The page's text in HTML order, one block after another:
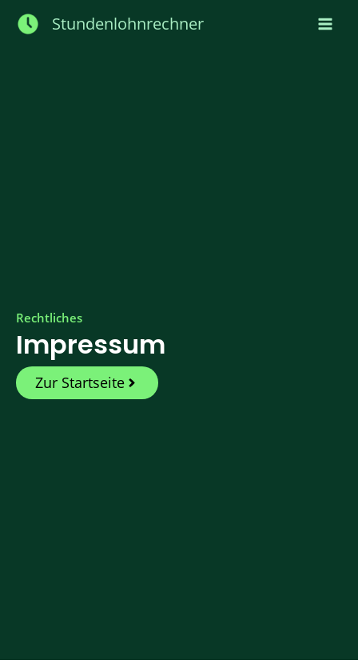
Inhalt
Stundenlohnrechner
Rechtliches
Impressum
Zur Startseite